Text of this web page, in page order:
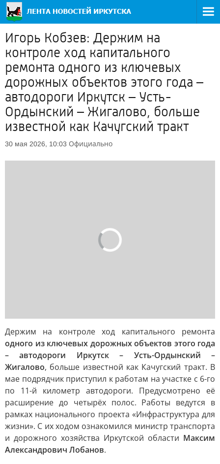
Игорь Кобзев: Держим на
контроле ход капитального
ремонта одного из ключевых
дорожных объектов этого года –
автодороги Иркутск – Усть-
Ордынский – Жигалово, больше
известной как Качугский тракт
30 мая 2026, 10:03 Официально
Держим на контроле ход капитального ремонта
одного из ключевых дорожных объектов этого года
– автодороги Иркутск – Усть-Ордынский –
Жигалово, больше известной как Качугский тракт. В
мае подрядчик приступил к работам на участке с 6-го
по 11-й километр автодороги. Предусмотрено её
расширение до четырёх полос. Работы ведутся в
рамках национального проекта «Инфраструктура для
жизни». С их ходом ознакомился министр транспорта
и дорожного хозяйства Иркутской области Максим
Александрович Лобанов.